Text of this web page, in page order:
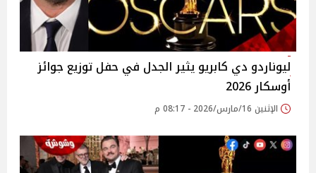
ليوناردو دي كابريو يثير الجدل في حفل توزيع جوائز
أوسكار 2026
الإثنين 16/مارس/2026 - 08:17 م